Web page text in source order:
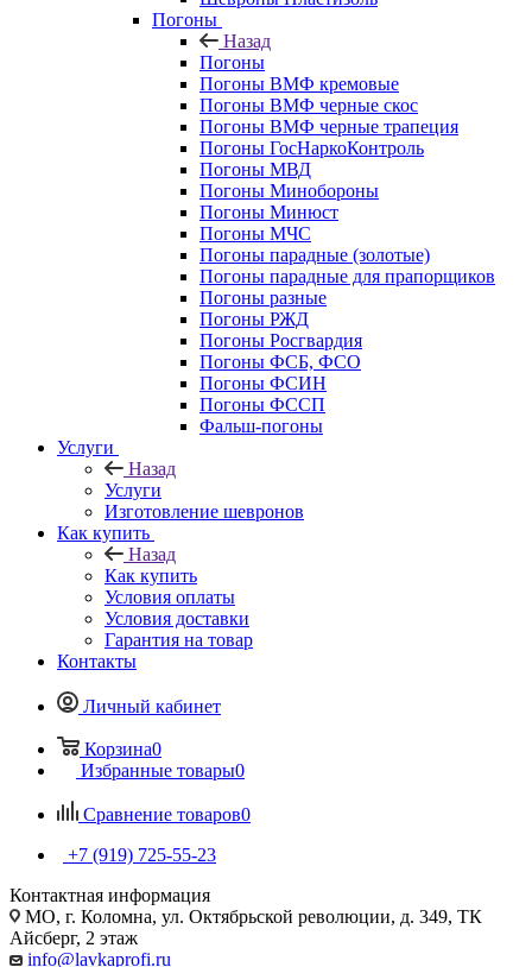
Погоны
Назад
Погоны
Погоны ВМФ кремовые
Погоны ВМФ черные скос
Погоны ВМФ черные трапеция
Погоны ГосНаркоКонтроль
Погоны МВД
Погоны Минобороны
Погоны Минюст
Погоны МЧС
Погоны парадные (золотые)
Погоны парадные для прапорщиков
Погоны разные
Погоны РЖД
Погоны Росгвардия
Погоны ФСБ, ФСО
Погоны ФСИН
Погоны ФССП
Фальш-погоны
Услуги
Назад
Услуги
Изготовление шевронов
Как купить
Назад
Как купить
Условия оплаты
Условия доставки
Гарантия на товар
Контакты
Личный кабинет
Корзина0
Избранные товары0
Сравнение товаров0
+7 (919) 725-55-23
Контактная информация
МО, г. Коломна, ул. Октябрьской революции, д. 349, ТК
Айсберг, 2 этаж
info@lavkaprofi.ru